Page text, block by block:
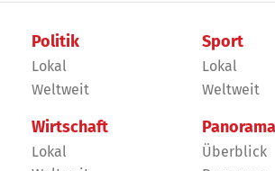
Politik
Lokal
Weltweit
Wirtschaft
Lokal
Sport
Lokal
Weltweit
Panorama
Überblick